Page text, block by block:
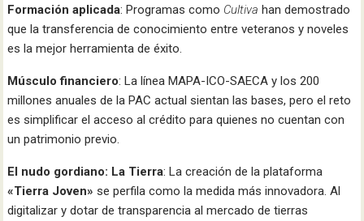
Formación aplicada: Programas como Cultiva han demostrado
que la transferencia de conocimiento entre veteranos y noveles
es la mejor herramienta de éxito.
Músculo financiero: La línea MAPA-ICO-SAECA y los 200
millones anuales de la PAC actual sientan las bases, pero el reto
es simplificar el acceso al crédito para quienes no cuentan con
un patrimonio previo.
El nudo gordiano: La Tierra: La creación de la plataforma
«Tierra Joven» se perfila como la medida más innovadora. Al
digitalizar y dotar de transparencia al mercado de tierras